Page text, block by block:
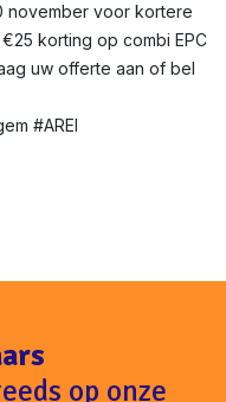
november voor kortere
korting op combi EPC
uw offerte aan of bel
#AREI
op onze